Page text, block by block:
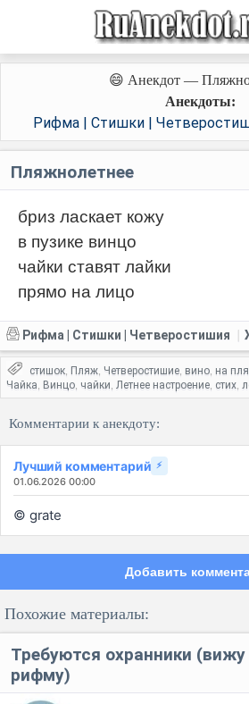
😄 Анекдот —
Анекдоты:
Рифма | Стишки |
Пляжнолетнее
бриз ласкает кожу
в пузике винцо
чайки ставят лайки
прямо на лицо
Рифма | Стишки | Четверостишия
стишок, Пляж, Четверостишие, вино, на
Чайка, Винцо, чайки, Летнее настроение, стих,
Комментарии к анекдоту:
Лучший комментарий ⚡
01.06.2026 00:00
© grate
Добавить
Похожие материалы:
Требуются охранники (вижу
рифму)